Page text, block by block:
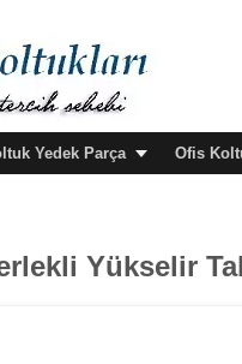
Yedek Parça Ofis
Yükselir